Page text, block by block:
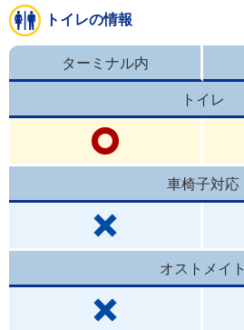
トイレの情報
ターミナル内
トイレ
車椅子対応
オストメイト